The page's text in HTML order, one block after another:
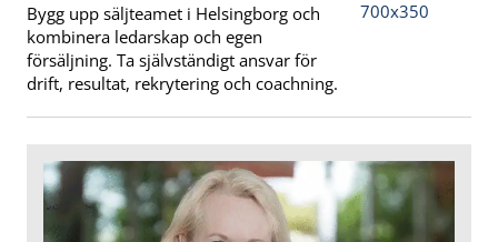
Bygg upp säljteamet i Helsingborg och
kombinera ledarskap och egen
försäljning. Ta självständigt ansvar för
drift, resultat, rekrytering och coachning.